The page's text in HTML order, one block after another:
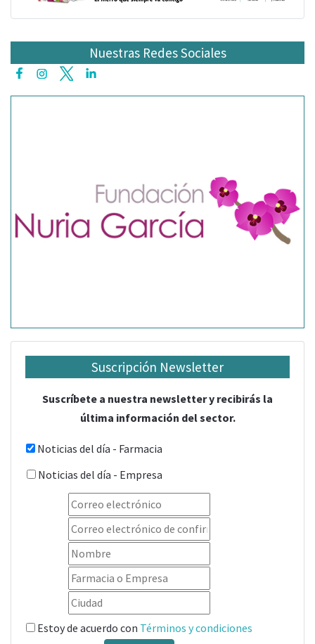
Nuestras Redes Sociales
Suscripción Newsletter
Suscríbete a nuestra newsletter y recibirás la
última información del sector.
Noticias del día - Farmacia
Noticias del día - Empresa
Estoy de acuerdo con Términos y condiciones